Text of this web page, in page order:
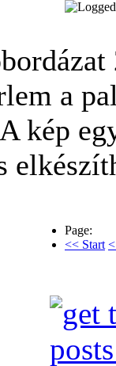
a
kép
Page:
<< Start